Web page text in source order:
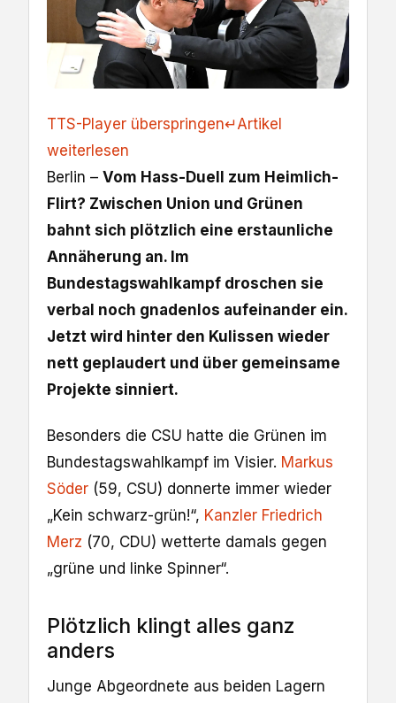
TTS-Player überspringen↵Artikel
weiterlesen
Berlin – Vom Hass-Duell zum Heimlich-
Flirt? Zwischen Union und Grünen
bahnt sich plötzlich eine erstaunliche
Annäherung an. Im
Bundestagswahlkampf droschen sie
verbal noch gnadenlos aufeinander ein.
Jetzt wird hinter den Kulissen wieder
nett geplaudert und über gemeinsame
Projekte sinniert.
Besonders die CSU hatte die Grünen im
Bundestagswahlkampf im Visier. Markus
Söder (59, CSU) donnerte immer wieder
„Kein schwarz-grün!“, Kanzler Friedrich
Merz (70, CDU) wetterte damals gegen
„grüne und linke Spinner“.
Plötzlich klingt alles ganz
anders
Junge Abgeordnete aus beiden Lagern